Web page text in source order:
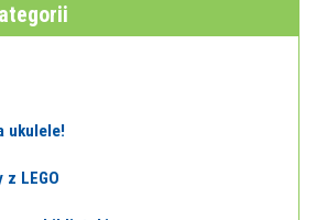
ukulele!
LEGO